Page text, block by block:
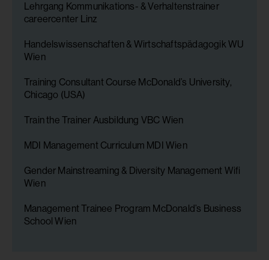
Lehrgang Kommunikations- & Verhaltenstrainer
careercenter Linz
Handelswissenschaften & Wirtschaftspädagogik WU
Wien
Training Consultant Course McDonald’s University,
Chicago (USA)
Train the Trainer Ausbildung VBC Wien
MDI Management Curriculum MDI Wien
Gender Mainstreaming & Diversity Management Wifi
Wien
Management Trainee Program McDonald’s Business
School Wien